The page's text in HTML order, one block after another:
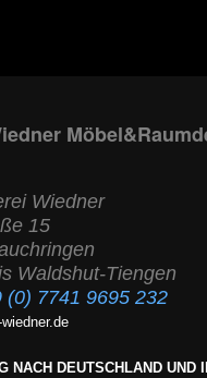
Wiedner
15
Waldshut-Tiengen
(0) 7741 9695 232
NACH DEUTSCHLAND UND